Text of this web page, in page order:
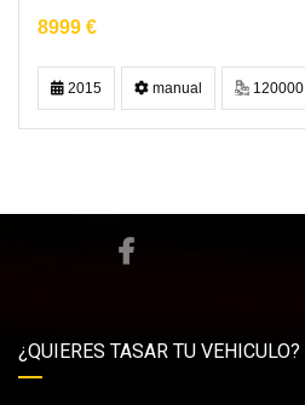
8999 €
2015 manual 120000
¿QUIERES TASAR TU VEHICULO?